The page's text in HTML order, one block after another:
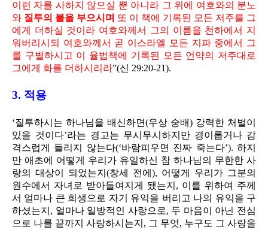
이런 자를 사하지 않으실 뿐 아니라 그 위에 여호와의 분노
와 질투의 불을 부으시며 또 이 책에 기록된 모든 저주를 그
에게 더하실 것이라 여호와께서 그의 이름을 천하에서 지
워버리시되 여호와께서 곧 이스라엘 모든 지파 중에서 그
를 구별하시고 이 율법책에 기록된 모든 언약의 저주대로
그에게 화를 더하시리라”(신 29:20-21).
3. 적용
‘질투하시는 하나님을 배신하면(우상 숭배) 강력한 처벌이
있을 것이다’라는 경고는 무시무시하지만 경이롭거나 감
격스럽게 들리지 않는다(‘바람피우면 진짜 죽는다’). 하지
만 애초에 어떻게 우리가 유일하신 참 하나님의 무한한 사
랑의 대상이 되었는지(창세 전에), 어떻게 우리가 그분의
원수에서 자녀로 받아들여지게 됐는지, 이를 위하여 주께
서 얼마나 큰 희생으로 자기 유익을 버리고 나의 유익을 구
하셨는지, 얼마나 일방적인 사랑으로, 두 마음이 아닌 전심
으로 나를 끝까지 사랑하시는지, 그 무엇, 누구도 그 사랑을